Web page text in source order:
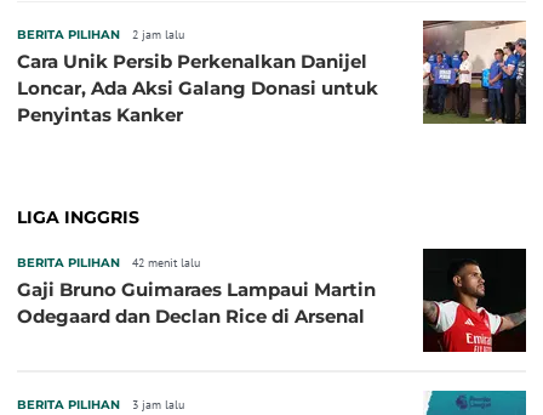
BERITA PILIHAN 2 jam lalu
Cara Unik Persib Perkenalkan Danijel
Loncar, Ada Aksi Galang Donasi untuk
Penyintas Kanker
LIGA INGGRIS
BERITA PILIHAN 42 menit lalu
Gaji Bruno Guimaraes Lampaui Martin
Odegaard dan Declan Rice di Arsenal
BERITA PILIHAN 3 jam lalu